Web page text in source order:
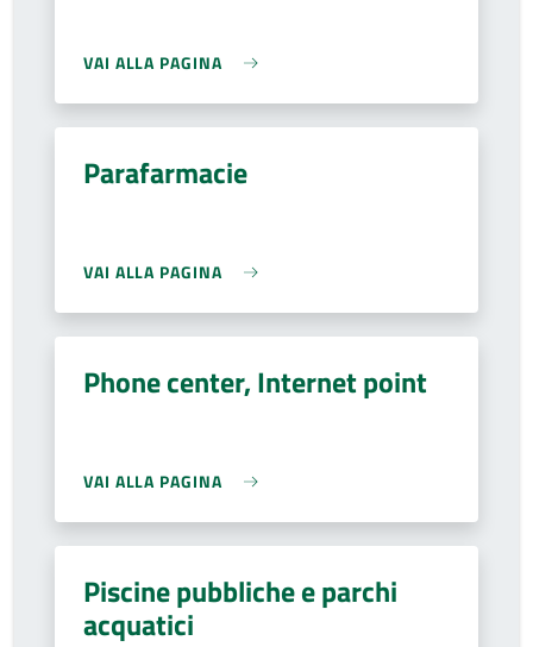
VAI ALLA PAGINA
Parafarmacie
VAI ALLA PAGINA
Phone center, Internet point
VAI ALLA PAGINA
Piscine pubbliche e parchi
acquatici